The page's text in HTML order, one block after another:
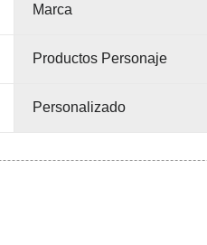
Marca
Productos Personaje
Personalizado